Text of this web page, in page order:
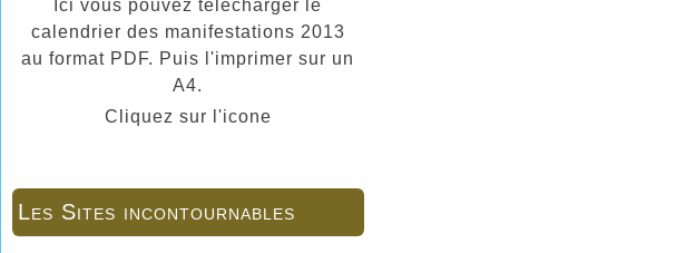
Ici vous pouvez télécharger le
calendrier des manifestations 2013
au format PDF. Puis l'imprimer sur un
A4.
Cliquez sur l'icone
Les Sites incontournables